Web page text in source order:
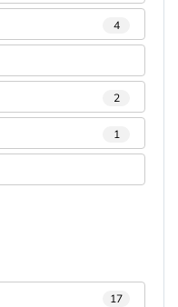
4
2
1
17